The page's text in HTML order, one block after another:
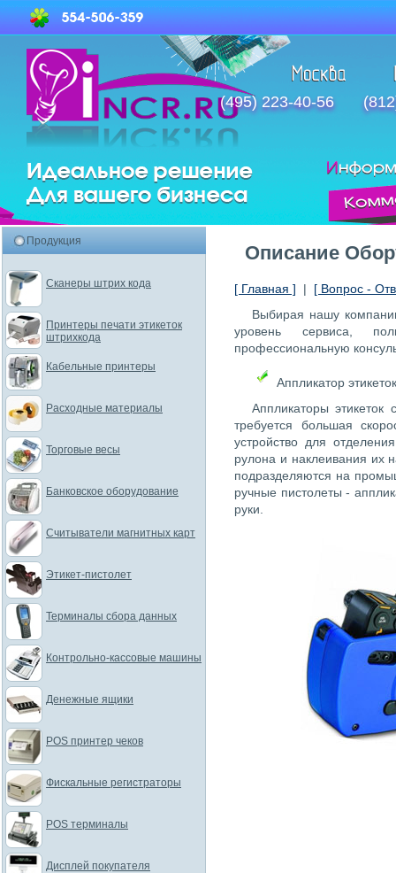
(495) 223-40-56
Описание
[ Главная ] | [ Вопрос -
Выбирая нашу
уровень сервиса,
профессиональную
Аппликатор
Аппликаторы
требуется большая
устройство для
рулона и наклеивания их
подразделяются на
ручные пистолеты -
руки.
Продукция
Сканеры штрих кода
Принтеры печати этикеток
штрихкода
Кабельные принтеры
Расходные материалы
Торговые весы
Банковское оборудование
Считыватели магнитных карт
Этикет-пистолет
Терминалы сбора данных
Контрольно-кассовые машины
Денежные ящики
POS принтер чеков
Фискальные регистраторы
POS терминалы
Дисплей покупателя